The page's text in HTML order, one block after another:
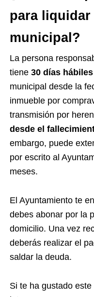
para
municipal?
La persona
tiene 30 días hábiles
municipal desde la
inmueble por
transmisión por
desde el
embargo, puede
por escrito al
meses.
El Ayuntamiento te
debes abonar por la
domicilio. Una vez
deberás realizar el
saldar la deuda.
Si te ha gustado